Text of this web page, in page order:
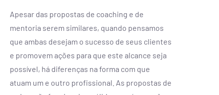
Apesar das propostas de coaching e de
mentoria serem similares, quando pensamos
que ambas desejam o sucesso de seus clientes
e promovem ações para que este alcance seja
possível, há diferenças na forma com que
atuam um e outro profissional. As propostas de